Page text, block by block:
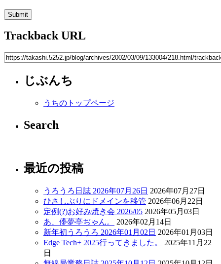
Trackback URL
じぶんち
うちのトップページ
Search
最近の投稿
うろうろ日誌 2026年07月26日 2026年07月27日
ひさしぶりにドメインを移管 2026年06月22日
定例(?)お好み焼き会 2026/05 2026年05月03日
あ、儚夢亭ぢゃん。
2026年02月14日
新年初うろうろ 2026年01月02日 2026年01月03日
Edge Tech+ 2025行ってきました。
2025年11月22
日